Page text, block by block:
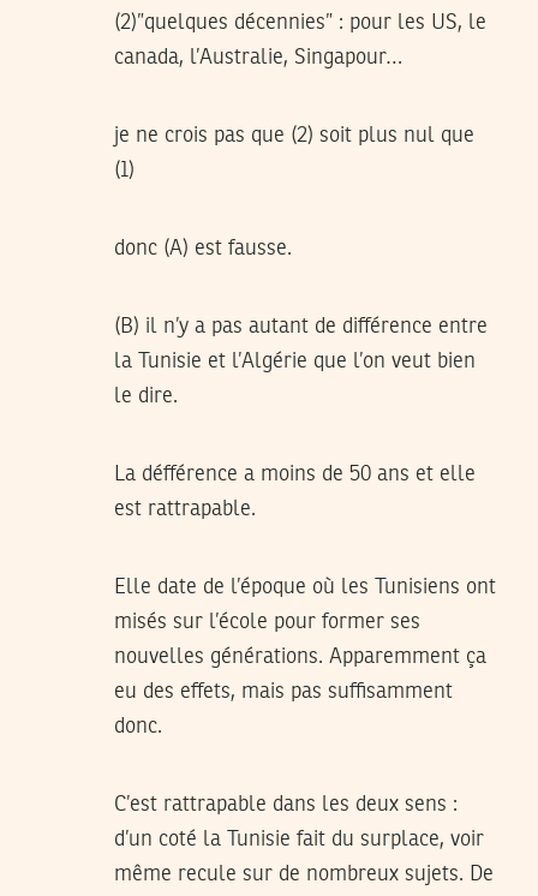
(2)”quelques décennies” : pour les US, le
canada, l’Australie, Singapour…
je ne crois pas que (2) soit plus nul que
(1)
donc (A) est fausse.
(B) il n’y a pas autant de différence entre
la Tunisie et l’Algérie que l’on veut bien
le dire.
La défférence a moins de 50 ans et elle
est rattrapable.
Elle date de l’époque où les Tunisiens ont
misés sur l’école pour former ses
nouvelles générations. Apparemment ça
eu des effets, mais pas suffisamment
donc.
C’est rattrapable dans les deux sens :
d’un coté la Tunisie fait du surplace, voir
même recule sur de nombreux sujets. De